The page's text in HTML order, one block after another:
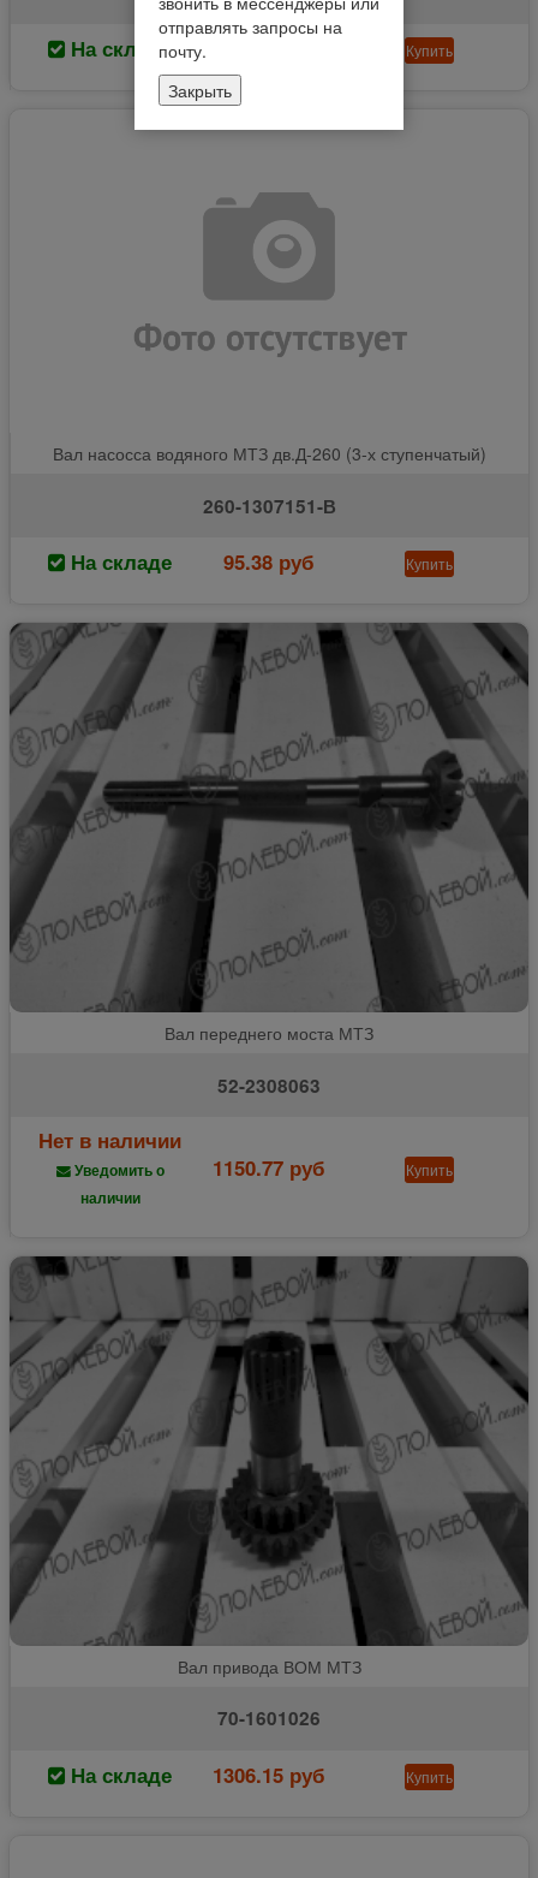
На складе Купить
Вал насосса водяного МТЗ дв.Д-260 (3-х ступенчатый)
260-1307151-В
На складе 95.38 руб Купить
Вал переднего моста МТЗ
52-2308063
Нет в наличии
Уведомить о
наличии
1150.77 руб Купить
Вал привода ВОМ МТЗ
70-1601026
На складе 1306.15 руб Купить
отправлять запросы на
почту.
Закрыть